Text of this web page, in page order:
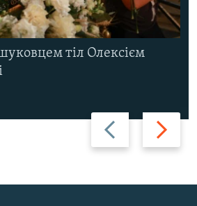
Назад Вперед
тіл Олексієм